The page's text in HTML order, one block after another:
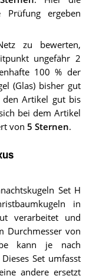
ergeben
zu bewerten,
ungefähr 2
100 % der
(Glas) bisher gut
den Artikel gut bis
bei dem Artikel
von 5 Sternen.
Set H
in
verarbeitet und
Durchmesser von
kann je nach
Set umfasst
andere ersetzt